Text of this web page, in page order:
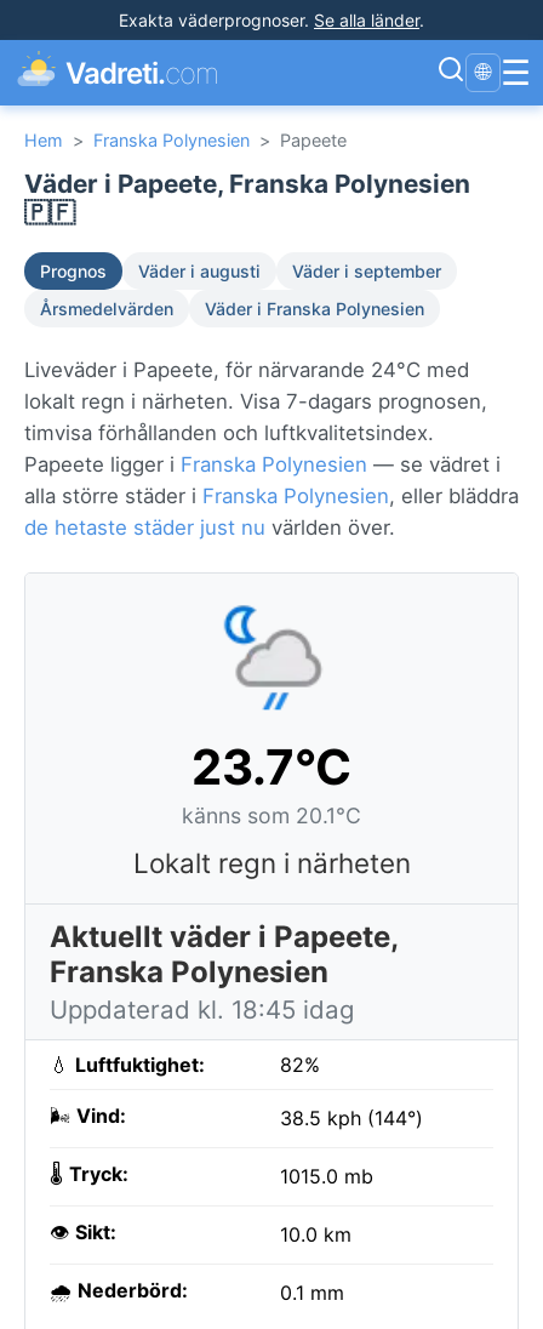
Exakta väderprognoser. Se alla länder.
Vadreti.com 🌐 ☰
Hem > Franska Polynesien > Papeete
Väder i Papeete, Franska Polynesien
🇵🇫
Prognos Väder i augusti
Väder i september
Årsmedelvärden
Väder i Franska Polynesien
Liveväder i Papeete, för närvarande 24°C med
lokalt regn i närheten. Visa 7-dagars prognosen,
timvisa förhållanden och luftkvalitetsindex.
Papeete ligger i Franska Polynesien — se vädret i
alla större städer i Franska Polynesien, eller bläddra
de hetaste städer just nu världen över.
23.7°C
känns som 20.1°C
Lokalt regn i närheten
Aktuellt väder i Papeete,
Franska Polynesien
Uppdaterad kl. 18:45 idag
💧 Luftfuktighet: 82%
🌬️ Vind: 38.5 kph (144°)
🌡️ Tryck: 1015.0 mb
👁️ Sikt: 10.0 km
🌧️ Nederbörd: 0.1 mm